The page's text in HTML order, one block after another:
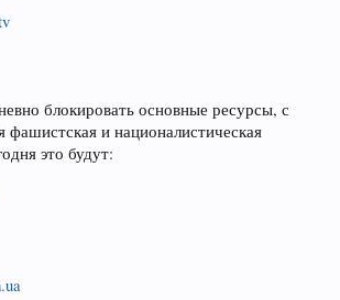
блокировать основные ресурсы, с
фашистская и националистическая
это будут: